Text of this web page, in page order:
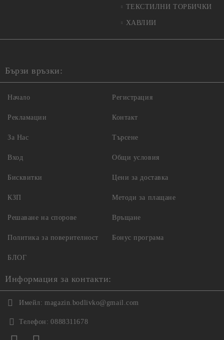
ТЕКСТИЛНИ ТОРБИЧКИ
ХАВЛИИ
Бързи връзки:
Начало
Рекламации
За Нас
Вход
Регистрация
Контакт
Търсене
Общи условия
Бисквитки
КЗП
Решаване на спорове
Политика за поверителност
Цени за доставка
Методи за плащане
Връщане
Бонус програма
БЛОГ
Информация за контакти:
Имейл: magazin.bodlivko@gmail.com
Телефон: 0888311678